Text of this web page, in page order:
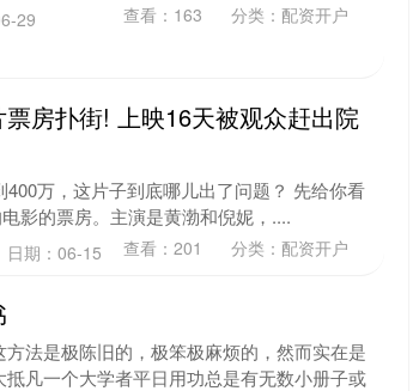
29 查看： 163 分类： 配资开户
房扑街! 上映16天被观众赶出院
万，这片子到底哪儿出了问题？ 先给你看
影的票房。主演是黄渤和倪妮，....
日期：06-15 查看： 201 分类： 配资开户
法是极陈旧的，极笨极麻烦的，然而实在是
凡一个大学者平日用功总是有无数小册子或
沪深300 4694.44 43.13 0.93%